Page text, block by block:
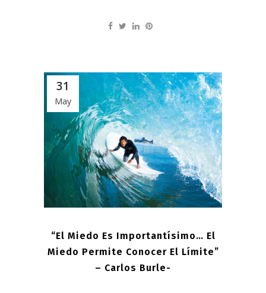
31
May
“El Miedo Es Importantísimo… El
Miedo Permite Conocer El Límite”
– Carlos Burle-